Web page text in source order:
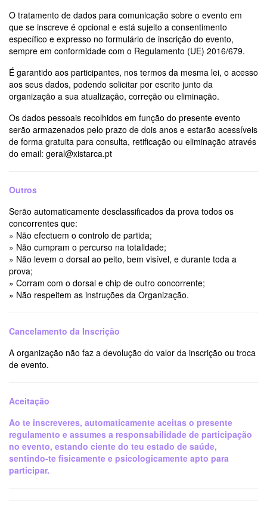
O tratamento de dados para comunicação sobre o evento em
que se inscreve é opcional e está sujeito a consentimento
específico e expresso no formulário de inscrição do evento,
sempre em conformidade com o Regulamento (UE) 2016/679.
É garantido aos participantes, nos termos da mesma lei, o acesso
aos seus dados, podendo solicitar por escrito junto da
organização a sua atualização, correção ou eliminação.
Os dados pessoais recolhidos em função do presente evento
serão armazenados pelo prazo de dois anos e estarão acessíveis
de forma gratuita para consulta, retificação ou eliminação através
do email: geral@xistarca.pt
Outros
Serão automaticamente desclassificados da prova todos os
concorrentes que:
» Não efectuem o controlo de partida;
» Não cumpram o percurso na totalidade;
» Não levem o dorsal ao peito, bem visível, e durante toda a
prova;
» Corram com o dorsal e chip de outro concorrente;
» Não respeitem as instruções da Organização.
Cancelamento da Inscrição
A organização não faz a devolução do valor da inscrição ou troca
de evento.
Aceitação
Ao te inscreveres, automaticamente aceitas o presente
regulamento e assumes a responsabilidade de participação
no evento, estando ciente do teu estado de saúde,
sentindo-te fisicamente e psicologicamente apto para
participar.